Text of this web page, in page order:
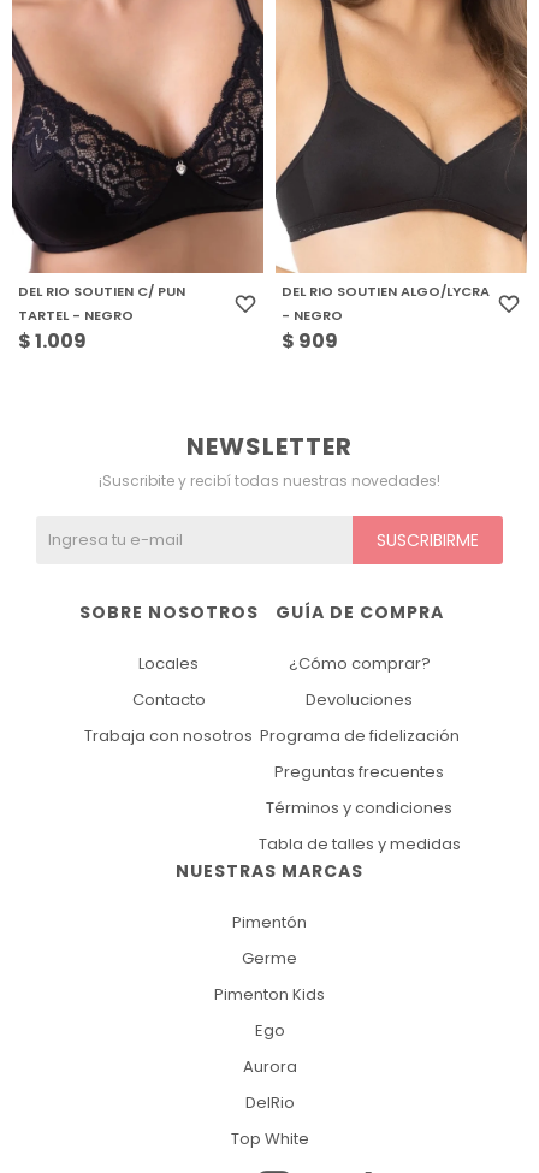
DEL RIO SOUTIEN C/ PUN
TARTEL - NEGRO
$1.009
DEL RIO SOUTIEN ALGO/LYCRA
- NEGRO
$ 909
NUESTRAS MARCAS
Pimentón
Germe
Pimenton Kids
Ego
Aurora
DelRio
Top White
GUÍA DE COMPRA
¿Cómo comprar?
Devoluciones
Programa de fidelización
Preguntas frecuentes
Términos y condiciones
Tabla de talles y medidas
SOBRE NOSOTROS
Locales
Contacto
Trabaja con nosotros
NEWSLETTER
¡Suscribite y recibí todas nuestras novedades!
SUSCRIBIRME